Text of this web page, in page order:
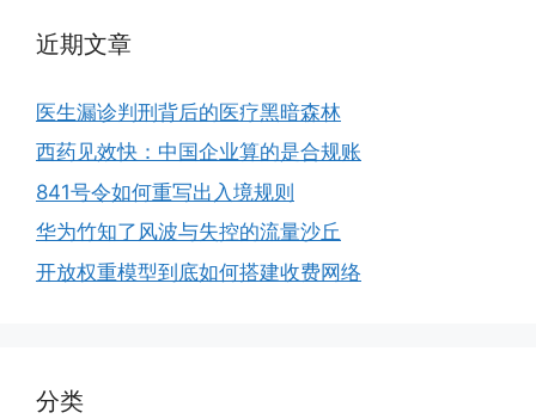
近期文章
医生漏诊判刑背后的医疗黑暗森林
西药见效快：中国企业算的是合规账
841号令如何重写出入境规则
华为竹知了风波与失控的流量沙丘
开放权重模型到底如何搭建收费网络
分类